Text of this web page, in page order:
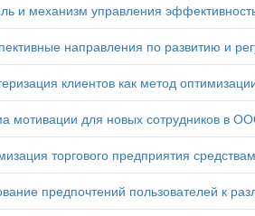
и механизм управления
направления по развитию и
клиентов как метод
мотивации для новых сотрудников в
торгового предприятия
предпочтений пользователей к